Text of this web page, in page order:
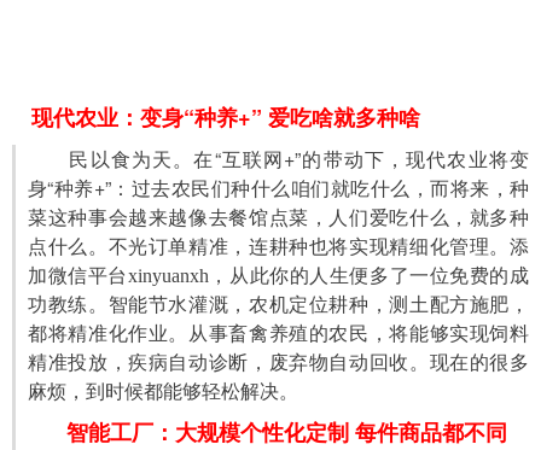
现代农业：变身“种养+” 爱吃啥就多种啥
民以食为天。在“互联网+”的带动下，现代农业将变
身“种养+”：过去农民们种什么咱们就吃什么，而将来，种
菜这种事会越来越像去餐馆点菜，人们爱吃什么，就多种
点什么。不光订单精准，连耕种也将实现精细化管理。
添
加微信平台xinyuanxh，从此你的人生便多了一位免费的成
功教练。 智能节水灌溉，农机定位耕种，测土配方施肥，
都将精准化作业。从事畜禽养殖的农民，将能够实现饲料
精准投放，疾病自动诊断，废弃物自动回收。现在的很多
麻烦，到时候都能够轻松解决。
智能工厂：大规模个性化定制 每件商品都不同